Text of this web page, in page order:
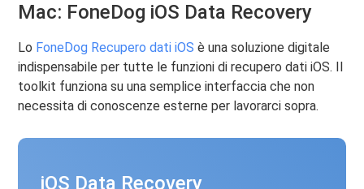
Mac: FoneDog iOS Data Recovery
Lo FoneDog Recupero dati iOS è una soluzione digitale
indispensabile per tutte le funzioni di recupero dati iOS. Il
toolkit funziona su una semplice interfaccia che non
necessita di conoscenze esterne per lavorarci sopra.
iOS Data Recovery